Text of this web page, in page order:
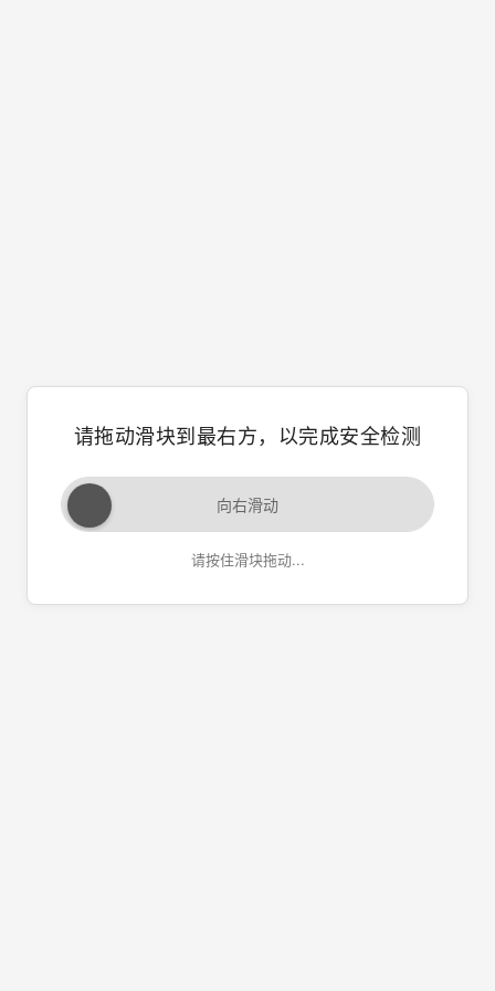
请拖动滑块到最右方，以完成安全检测
向右滑动
请按住滑块拖动...